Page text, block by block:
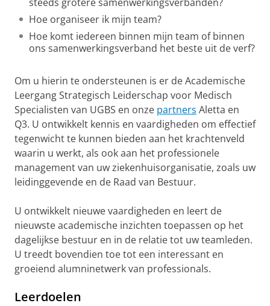
Hoe organiseer ik mijn team?
Hoe komt iedereen binnen mijn team of binnen
ons samenwerkingsverband het beste uit de verf?
Om u hierin te ondersteunen is er de Academische
Leergang Strategisch Leiderschap voor Medisch
Specialisten van UGBS en onze partners Aletta en
Q3. U ontwikkelt kennis en vaardigheden om effectief
tegenwicht te kunnen bieden aan het krachtenveld
waarin u werkt, als ook aan het professionele
management van uw ziekenhuisorganisatie, zoals uw
leidinggevende en de Raad van Bestuur.
U ontwikkelt nieuwe vaardigheden en leert de
nieuwste academische inzichten toepassen op het
dagelijkse bestuur en in de relatie tot uw teamleden.
U treedt bovendien toe tot een interessant en
groeiend alumninetwerk van professionals.
Leerdoelen